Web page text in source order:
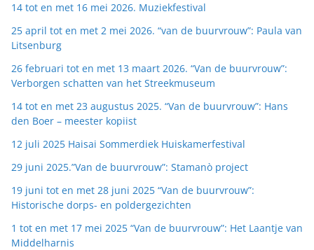
14 tot en met 16 mei 2026. Muziekfestival
25 april tot en met 2 mei 2026. “van de buurvrouw”: Paula van
Litsenburg
26 februari tot en met 13 maart 2026. “Van de buurvrouw”:
Verborgen schatten van het Streekmuseum
14 tot en met 23 augustus 2025. “Van de buurvrouw”: Hans
den Boer – meester kopiist
12 juli 2025 Haisai Sommerdiek Huiskamerfestival
29 juni 2025.”Van de buurvrouw”: Stamanò project
19 juni tot en met 28 juni 2025 “Van de buurvrouw”:
Historische dorps- en poldergezichten
1 tot en met 17 mei 2025 “Van de buurvrouw”: Het Laantje van
Middelharnis